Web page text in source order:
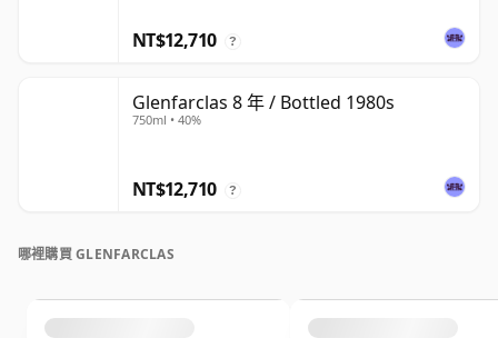
NT$12,710 ?
Glenfarclas 8 年 / Bottled 1980s
750ml • 40%
NT$12,710 ?
哪裡購買 GLENFARCLAS